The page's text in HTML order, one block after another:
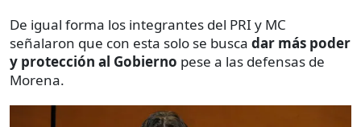
De igual forma los integrantes del PRI y MC
señalaron que con esta solo se busca dar más poder
y protección al Gobierno pese a las defensas de
Morena.